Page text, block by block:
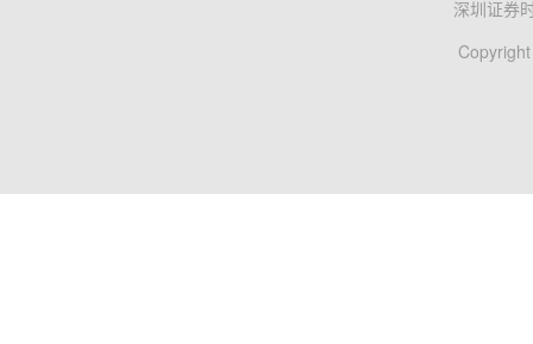
深圳证券